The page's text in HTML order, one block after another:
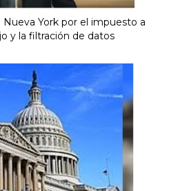
York por el impuesto a
y la filtración de datos